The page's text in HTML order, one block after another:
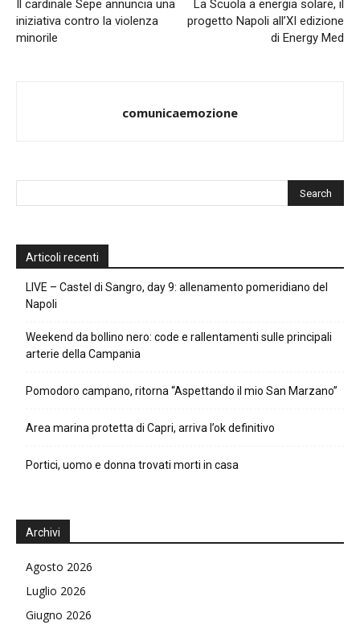
Il cardinale Sepe annuncia una
iniziativa contro la violenza
minorile
La Scuola a energia solare, il
progetto Napoli all’XI edizione
di Energy Med
comunicaemozione
Articoli recenti
LIVE – Castel di Sangro, day 9: allenamento pomeridiano del
Napoli
Weekend da bollino nero: code e rallentamenti sulle principali
arterie della Campania
Pomodoro campano, ritorna “Aspettando il mio San Marzano”
Area marina protetta di Capri, arriva l’ok definitivo
Portici, uomo e donna trovati morti in casa
Archivi
Agosto 2026
Luglio 2026
Giugno 2026